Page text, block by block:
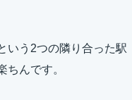
いう2つの隣り合った駅
ちんです。